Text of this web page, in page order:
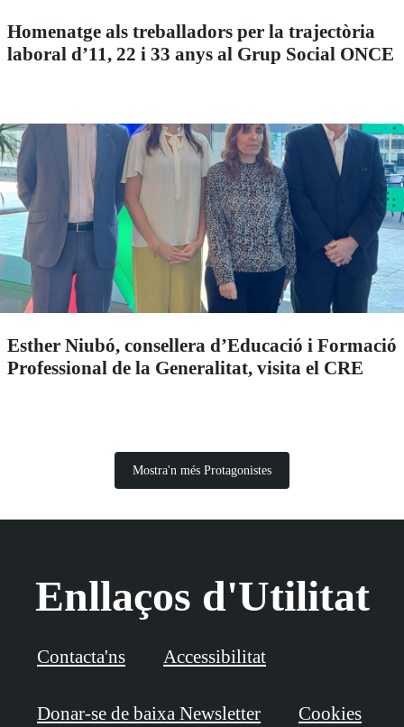
Homenatge als treballadors per la trajectòria
laboral d’11, 22 i 33 anys al Grup Social ONCE
Esther Niubó, consellera d’Educació i Formació
Professional de la Generalitat, visita el CRE
Mostra'n més Protagonistes
Enllaços d'Utilitat
Contacta'ns Accessibilitat
Donar-se de baixa Newsletter Cookies